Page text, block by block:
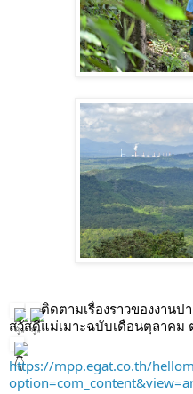
ติดตามเรื่องราวของงานป
สวัสดีแม่เมาะฉบับเดือนตุลาคม
https://mpp.egat.co.th/